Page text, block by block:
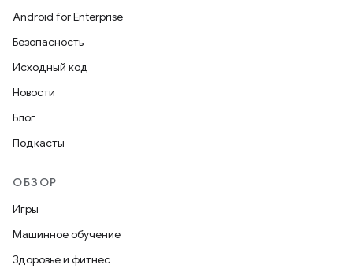
Android for Enterprise
Безопасность
Исходный код
Новости
Блог
Подкасты
ОБЗОР
Игры
Машинное обучение
Здоровье и фитнес